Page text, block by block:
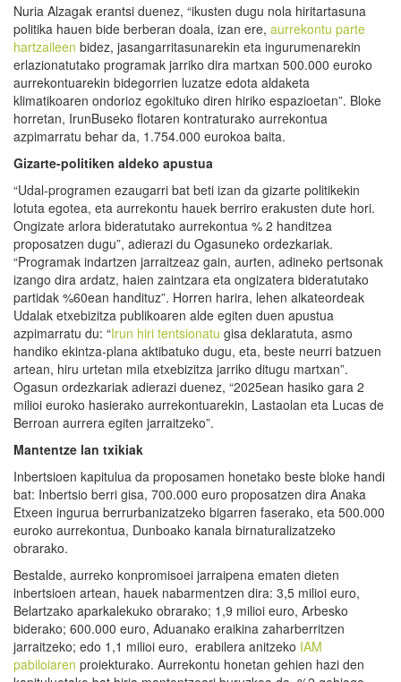
Nuria Alzagak erantsi duenez, “ikusten dugu nola hiritartasuna
politika hauen bide berberan doala, izan ere, aurrekontu parte
hartzaileen bidez, jasangarritasunarekin eta ingurumenarekin
erlazionatutako programak jarriko dira martxan 500.000 euroko
aurrekontuarekin bidegorrien luzatze edota aldaketa
klimatikoaren ondorioz egokituko diren hiriko espazioetan”. Bloke
horretan, IrunBuseko flotaren kontraturako aurrekontua
azpimarratu behar da, 1.754.000 eurokoa baita.
Gizarte-politiken aldeko apustua
“Udal-programen ezaugarri bat beti izan da gizarte politikekin
lotuta egotea, eta aurrekontu hauek berriro erakusten dute hori.
Ongizate arlora bideratutako aurrekontua % 2 handitzea
proposatzen dugu”, adierazi du Ogasuneko ordezkariak.
“Programak indartzen jarraitzeaz gain, aurten, adineko pertsonak
izango dira ardatz, haien zaintzara eta ongizatera bideratutako
partidak %60ean handituz”. Horren harira, lehen alkateordeak
Udalak etxebizitza publikoaren alde egiten duen apustua
azpimarratu du: “Irun hiri tentsionatu gisa deklaratuta, asmo
handiko ekintza-plana aktibatuko dugu, eta, beste neurri batzuen
artean, hiru urtetan mila etxebizitza jarriko ditugu martxan”.
Ogasun ordezkariak adierazi duenez, “2025ean hasiko gara 2
milioi euroko hasierako aurrekontuarekin, Lastaolan eta Lucas de
Berroan aurrera egiten jarraitzeko”.
Mantentze lan txikiak
Inbertsioen kapitulua da proposamen honetako beste bloke handi
bat: Inbertsio berri gisa, 700.000 euro proposatzen dira Anaka
Etxeen ingurua berrurbanizatzeko bigarren faserako, eta 500.000
euroko aurrekontua, Dunboako kanala birnaturalizatzeko
obrarako.
Bestalde, aurreko konpromisoei jarraipena ematen dieten
inbertsioen artean, hauek nabarmentzen dira: 3,5 milioi euro,
Belartzako aparkalekuko obrarako; 1,9 milioi euro, Arbesko
biderako; 600.000 euro, Aduanako eraikina zaharberritzen
jarraitzeko; edo 1,1 milioi euro, erabilera anitzeko IAM
pabiloiaren proiekturako. Aurrekontu honetan gehien hazi den